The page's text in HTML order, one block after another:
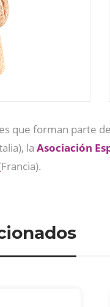
que forman parte
la Asociación
Francia).